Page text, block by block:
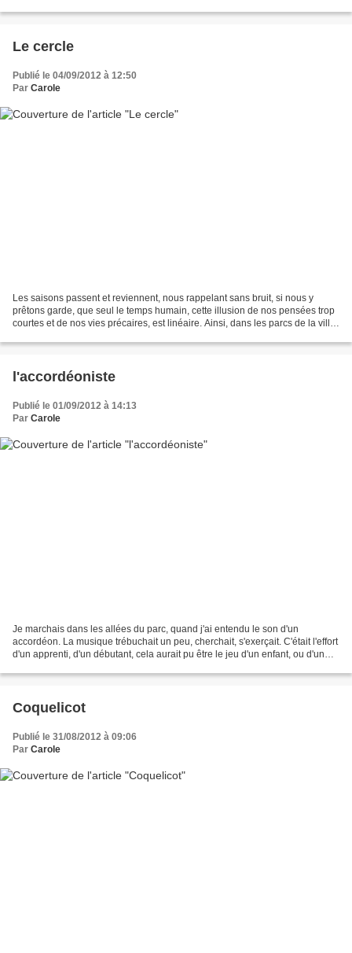
Le cercle
Publié le 04/09/2012 à 12:50
Par Carole
Les saisons passent et reviennent, nous rappelant sans bruit, si nous y
prêtons garde, que seul le temps humain, cette illusion de nos pensées trop
courtes et de nos vies précaires, est linéaire. Ainsi, dans les parcs de la ville,
l'accordéoniste
Publié le 01/09/2012 à 14:13
Par Carole
Je marchais dans les allées du parc, quand j'ai entendu le son d'un
accordéon. La musique trébuchait un peu, cherchait, s'exerçait. C'était l'effort
d'un apprenti, d'un débutant, cela aurait pu être le jeu d'un enfant, ou d'un
Coquelicot
Publié le 31/08/2012 à 09:06
Par Carole